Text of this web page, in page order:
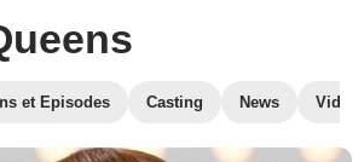
et Episodes Casting News